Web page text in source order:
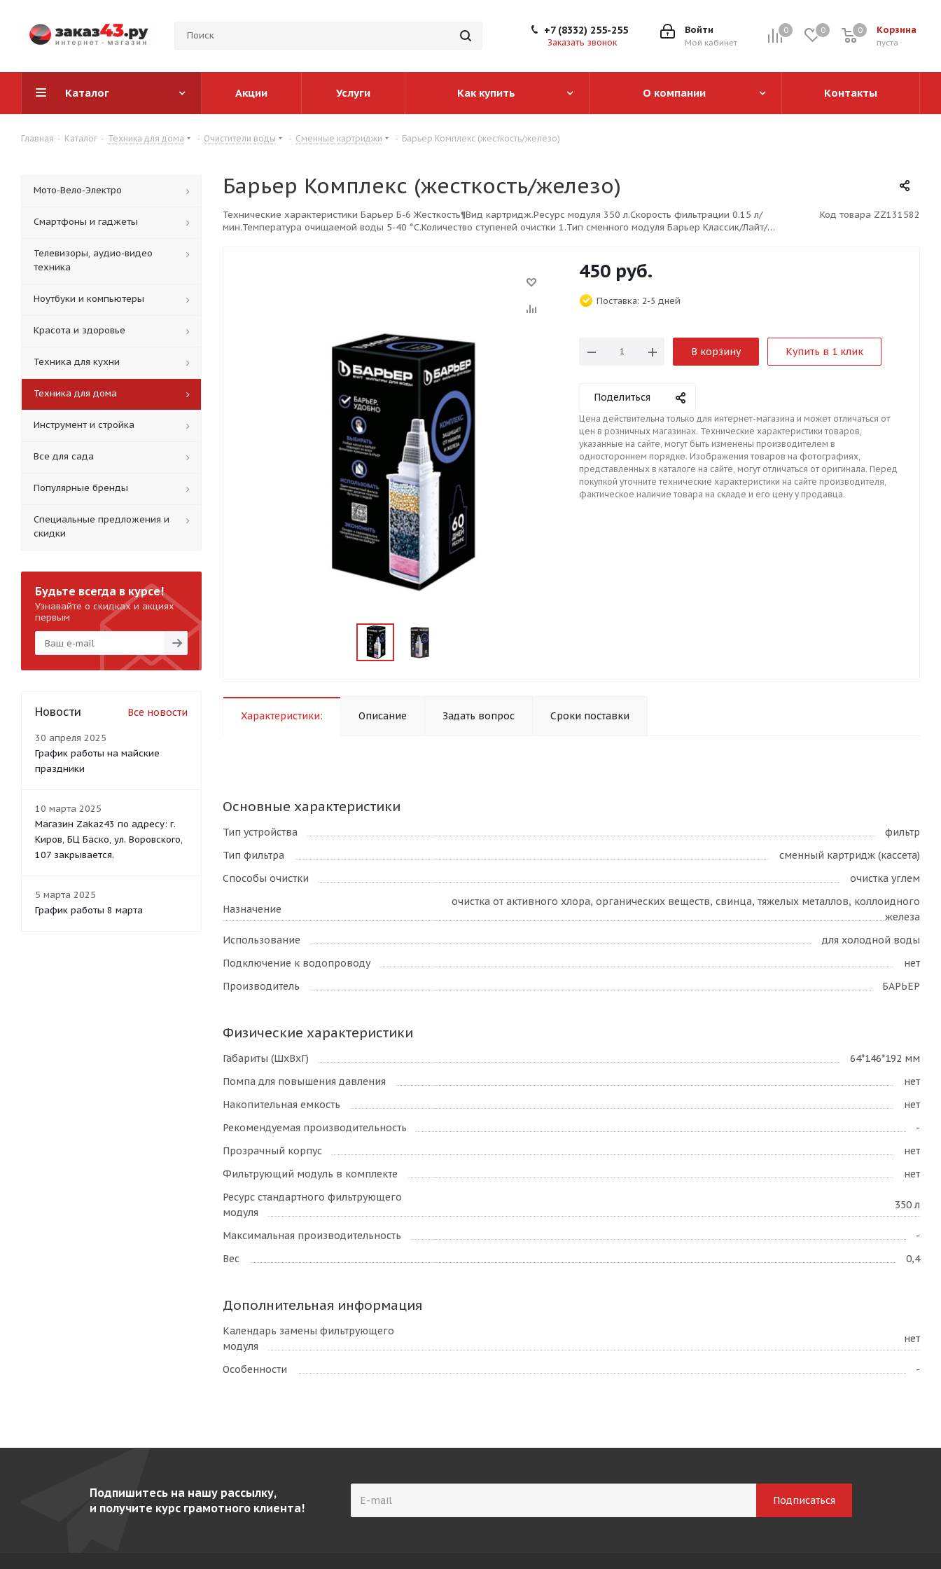
0 0 Корзина
0
пуста
0
Войти
Мой кабинет
+7 (8332) 255-255
Заказать звонок
Каталог Акции Услуги Как купить О компании Контакты
Главная - Каталог - Техника для дома - Очистители воды - Сменные картриджи - Барьер Комплекс (жесткость/железо)
Барьер Комплекс (жесткость/железо)
Технические характеристики Барьер Б-6 Жесткость¶Вид картридж.Ресурс модуля 350 л.Скорость фильтрации 0.15 л/
мин.Температура очищаемой воды 5-40 °С.Количество ступеней очистки 1.Тип сменного модуля Барьер Классик/Лайт/
Код товара ZZ131582
450 руб.
Поставка: 2-5 дней
В корзину Купить в 1 клик
Поделиться
Цена действительна только для интернет-магазина и может отличаться от
цен в розничных магазинах. Технические характеристики товаров,
указанные на сайте, могут быть изменены производителем в
одностороннем порядке. Изображения товаров на фотографиях,
представленных в каталоге на сайте, могут отличаться от оригинала. Перед
покупкой уточните технические характеристики на сайте производителя,
фактическое наличие товара на складе и его цену у продавца.
Характеристики: Описание Задать вопрос Сроки поставки
Основные характеристики
Тип устройства
фильтр
Тип фильтра
сменный картридж (кассета)
Способы очистки
очистка углем
Назначение
очистка от активного хлора, органических веществ, свинца, тяжелых металлов, коллоидного
железа
Использование
для холодной воды
Подключение к водопроводу
нет
Производитель
БАРЬЕР
Физические характеристики
Габариты (ШхВхГ)
64*146*192 мм
Помпа для повышения давления
нет
Накопительная емкость
нет
Рекомендуемая производительность
-
Прозрачный корпус
нет
Фильтрующий модуль в комплекте
нет
Ресурс стандартного фильтрующего
модуля
350 л
Максимальная производительность
-
Вес
0,4
Дополнительная информация
Календарь замены фильтрующего
модуля
нет
Особенности -
Мото-Вело-Электро
Смартфоны и гаджеты
Телевизоры, аудио-видео
техника
Ноутбуки и компьютеры
Красота и здоровье
Техника для кухни
Техника для дома
Инструмент и стройка
Все для сада
Популярные бренды
Специальные предложения и
скидки
Будьте всегда в курсе!
Узнавайте о скидках и акциях
первым
Новости Все новости
30 апреля 2025
График работы на майские
праздники
10 марта 2025
Магазин Zakaz43 по адресу: г.
Киров, БЦ Баско, ул. Воровского,
107 закрывается.
5 марта 2025
График работы 8 марта
Подпишитесь на нашу рассылку,
и получите курс грамотного клиента!